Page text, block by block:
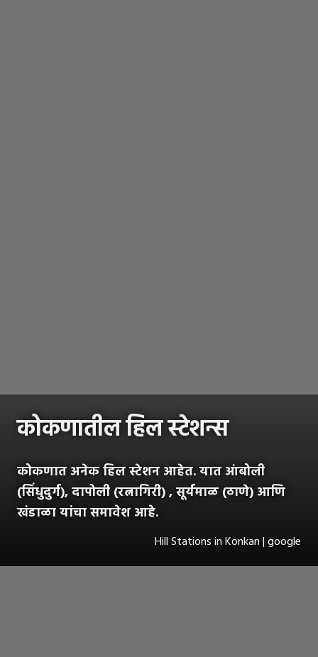
कोकणातील हिल स्टेशन्स
कोकणात अनेक हिल स्टेशन आहेत. यात आंबोली
(सिंधुदुर्ग), दापोली (रत्नागिरी) , सूर्यमाळ (ठाणे) आणि
खंडाळा यांचा समावेश आहे.
Hill Stations in Konkan | google